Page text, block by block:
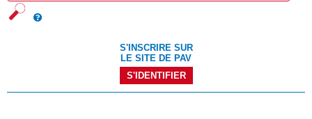
S'INSCRIRE SUR
LE SITE DE PAV
S'IDENTIFIER